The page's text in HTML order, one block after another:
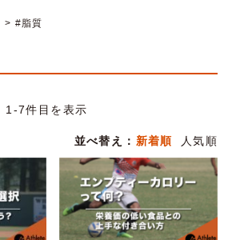
#脂質
1-7件目を表示
並べ替え： 新着順 人気順